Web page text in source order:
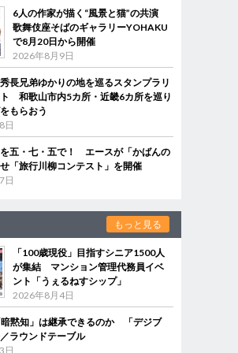
6人の作家が描く“風景と猫”の共演
歌舞伎座そばのギャラリーYOHAKU
で8月20日から開催
2026年8月9日
長兄弟ゆかりの地を巡るスタンプラリ
和歌山市内5カ所・近畿6カ所を巡り
もらおう
日
五・七・五で！ エースが「かばんの
「旅行川柳コンテスト」を開催
日
もっと見る
「100歳現役」目指すシニア1500人
が集結 マンション管理代務員イベ
ント「うぇるねすシップ」
2026年8月4日
黙知」は継承できるのか 「デジブ
ラウンドテーブル
日